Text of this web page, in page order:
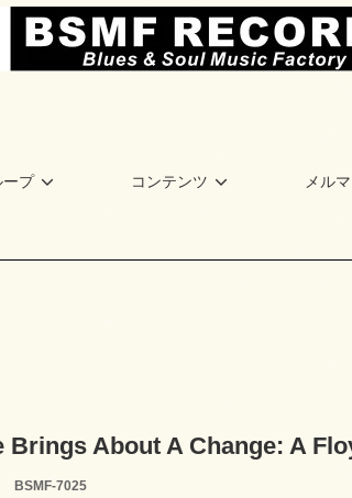
ープ コンテンツ メル
Brings About A Change: A
BSMF-7025